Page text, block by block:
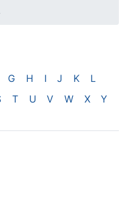
de las visitas.
G H I J K
L
T U V W X
Y